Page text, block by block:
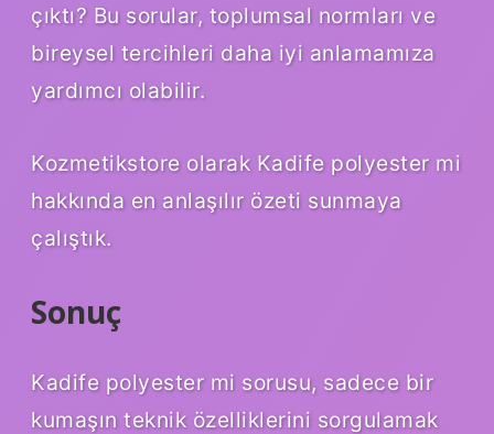
çıktı? Bu sorular, toplumsal normları ve
bireysel tercihleri daha iyi anlamamıza
yardımcı olabilir.
Kozmetikstore olarak Kadife polyester mi
hakkında en anlaşılır özeti sunmaya
çalıştık.
Sonuç
Kadife polyester mi sorusu, sadece bir
kumaşın teknik özelliklerini sorgulamak